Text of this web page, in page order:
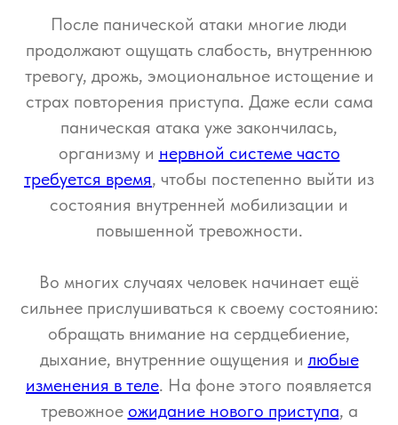
После панической атаки многие люди
продолжают ощущать слабость, внутреннюю
тревогу, дрожь, эмоциональное истощение и
страх повторения приступа. Даже если сама
паническая атака уже закончилась,
организму и нервной системе часто
требуется время, чтобы постепенно выйти из
состояния внутренней мобилизации и
повышенной тревожности.
Во многих случаях человек начинает ещё
сильнее прислушиваться к своему состоянию:
обращать внимание на сердцебиение,
дыхание, внутренние ощущения и любые
изменения в теле. На фоне этого появляется
тревожное ожидание нового приступа, а